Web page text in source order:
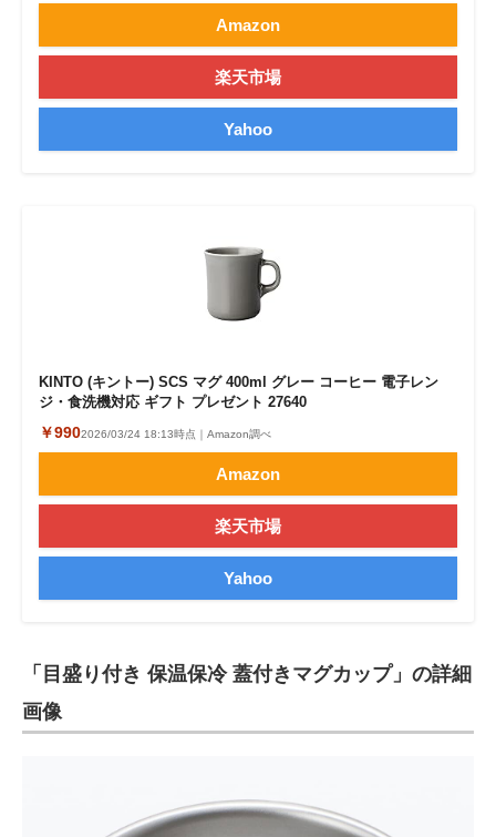
Amazon
楽天市場
Yahoo
KINTO (キントー) SCS マグ 400ml グレー コーヒー 電子レン
ジ・食洗機対応 ギフト プレゼント 27640
￥9902026/03/24 18:13時点｜Amazon調べ
Amazon
楽天市場
Yahoo
「目盛り付き 保温保冷 蓋付きマグカップ」の詳細
画像